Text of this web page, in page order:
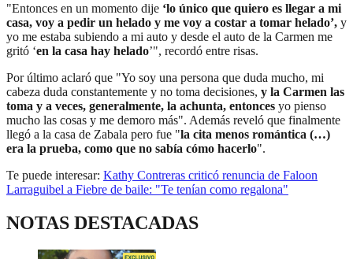
"Entonces en un momento dije ‘lo único que quiero es llegar a mi
casa, voy a pedir un helado y me voy a costar a tomar helado’, y
yo me estaba subiendo a mi auto y desde el auto de la Carmen me
gritó ‘en la casa hay helado’", recordó entre risas.
Por último aclaró que "Yo soy una persona que duda mucho, mi
cabeza duda constantemente y no toma decisiones, y la Carmen las
toma y a veces, generalmente, la achunta, entonces yo pienso
mucho las cosas y me demoro más". Además reveló que finalmente
llegó a la casa de Zabala pero fue "la cita menos romántica (…)
era la prueba, como que no sabía cómo hacerlo".
Te puede interesar: Kathy Contreras criticó renuncia de Faloon
Larraguibel a Fiebre de baile: "Te tenían como regalona"
NOTAS DESTACADAS